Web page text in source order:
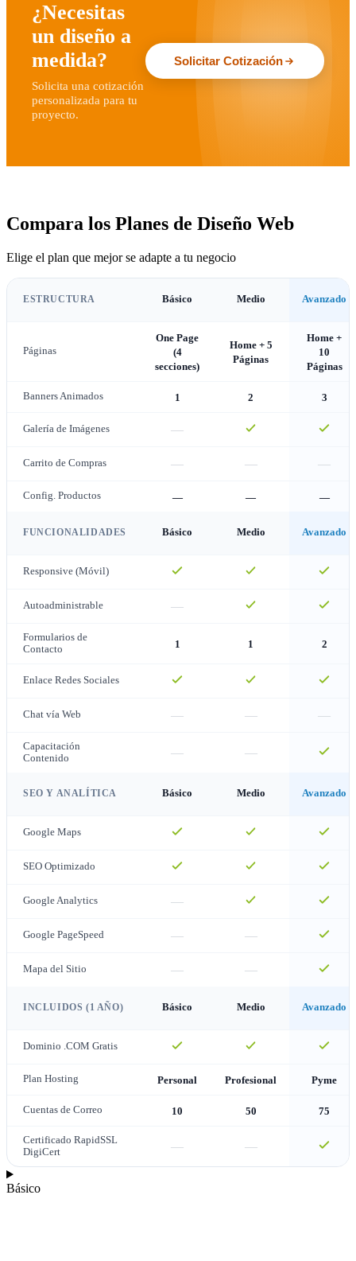
¿Necesitas
un diseño a
medida?
Solicita una cotización
personalizada para tu
proyecto.
Solicitar Cotización
Compara los Planes de Diseño Web
Elige el plan que mejor se adapte a tu negocio
ESTRUCTURA Básico Medio Avanzado
Páginas
One Page
(4
secciones)
Home + 5
Páginas
Home +
10
Páginas
Banners Animados 1 2 3
Galería de Imágenes —
Carrito de Compras — — —
Config. Productos — — —
FUNCIONALIDADES Básico Medio Avanzado
Responsive (Móvil)
Autoadministrable —
Formularios de
Contacto
1 1 2
Enlace Redes Sociales
Chat vía Web — — —
Capacitación
Contenido
— —
SEO Y ANALÍTICA Básico Medio Avanzado
Google Maps
SEO Optimizado
Google Analytics —
Google PageSpeed — —
Mapa del Sitio — —
INCLUIDOS (1 AÑO) Básico Medio Avanzado
Dominio .COM Gratis
Plan Hosting Personal Profesional Pyme
Cuentas de Correo 10 50 75
Certificado RapidSSL
DigiCert
— —
Básico